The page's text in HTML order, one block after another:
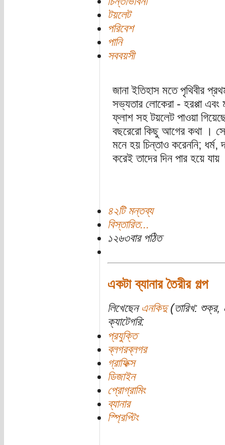
টয়লেট
পরিবেশ
পানি
সববয়সী
জানা ইতিহাস মতে পৃথিবীর
সভ্যতার লোকেরা - হরপ্পা এবং
ফ্লাশ সহ টয়লেট পাওয়া
বছরেরো কিছু আগের কথা । সে
মনে হয় চিন্তাও করেননি; ধর্ম,
করেই তাদের দিন পার হয়ে
৪২টি মন্তব্য
বিস্তারিত...
১২৬৩বার পঠিত
একটা ব্যানার তৈরীর গল্প
লিখেছেন এনকিদু(তারিখ: শুক্র,
ক্যাটেগরি:
প্রযুক্তি
ব্লগরব্লগর
গ্রাফিক্স
ডিজাইন
প্রোগ্রামিং
ব্যানার
স্প্রিপ্টিং